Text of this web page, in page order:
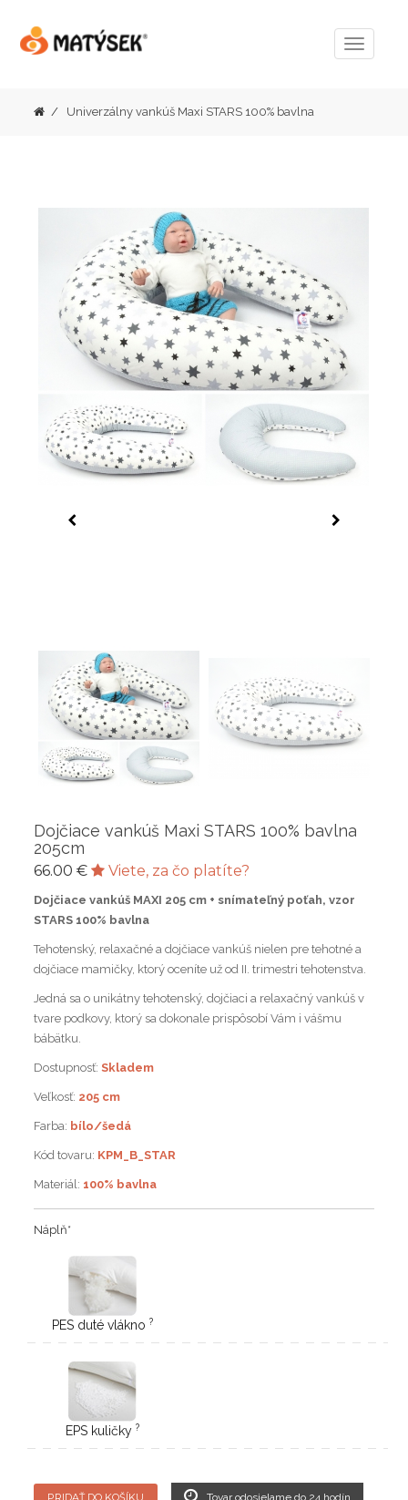
Menu
Univerzálny vankúš Maxi STARS 100% bavlna
Dojčiace vankúš Maxi STARS 100% bavlna
205cm
66.00 € Viete, za čo platíte?
Dojčiace vankúš MAXI 205 cm + snímateľný poťah, vzor
STARS 100% bavlna
Tehotenský, relaxačné a dojčiace vankúš nielen pre tehotné a
dojčiace mamičky, ktorý oceníte už od II. trimestri tehotenstva.
Jedná sa o unikátny tehotenský, dojčiaci a relaxačný vankúš v
tvare podkovy, ktorý sa dokonale prispôsobí Vám i vášmu
bábätku.
Dostupnosť:Skladem
Veľkosť: 205 cm
Farba: bílo/šedá
Kód tovaru: KPM_B_STAR
Materiál: 100% bavlna
Náplň*
PES duté vlákno ?
EPS kuličky ?
PRIDAŤ DO KOŠÍKU Tovar odosielame do 24 hodín